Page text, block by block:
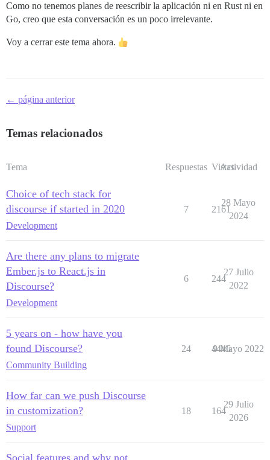
Como no tenemos planes de reescribir la aplicación ni en Rust ni en
Go, creo que esta conversación es un poco irrelevante.
Voy a cerrar este tema ahora.
← página anterior
Temas relacionados
Tema Respuestas Vistas
Actividad
Choice of tech stack for
discourse if started in 2020
Development
7 2161
28 Mayo
2024
Are there any plans to migrate
Ember.js to React.js in
Discourse?
Development
6 244
27 Julio
2022
5 years on - how have you
found Discourse?
Community Building
24 4446
9 Mayo 2022
How far can we push Discourse
in customization?
Support
18 164
29 Julio
2026
Social features and why not